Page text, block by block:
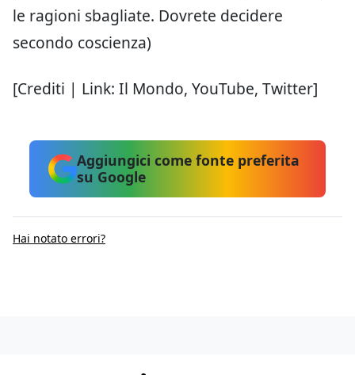
le ragioni sbagliate. Dovrete decidere
secondo coscienza)
[Crediti | Link: Il Mondo, YouTube, Twitter]
Aggiungici come fonte preferita
su Google
Hai notato errori?